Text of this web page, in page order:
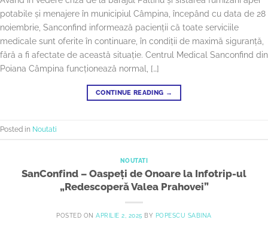
potabile și menajere în municipiul Câmpina, începând cu data de 28
noiembrie, Sanconfind informează pacienții că toate serviciile
medicale sunt oferite în continuare, în condiții de maximă siguranță,
fără a fi afectate de această situație. Centrul Medical Sanconfind din
Poiana Câmpina funcționează normal, […]
CONTINUE READING →
Posted in Noutati
NOUTATI
SanConfind – Oaspeți de Onoare la Infotrip-ul
„Redescoperă Valea Prahovei”
POSTED ONAPRILIE 2, 2025 BY POPESCU SABINA